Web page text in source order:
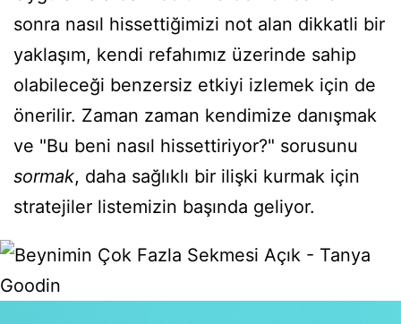
sonra nasıl hissettiğimizi not alan dikkatli bir
yaklaşım, kendi refahımız üzerinde sahip
olabileceği benzersiz etkiyi izlemek için de
önerilir. Zaman zaman kendimize danışmak
ve "Bu beni nasıl hissettiriyor?" sorusunu
sormak, daha sağlıklı bir ilişki kurmak için
stratejiler listemizin başında geliyor.